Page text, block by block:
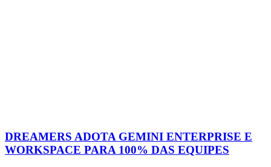
DREAMERS ADOTA GEMINI ENTERPRISE E
WORKSPACE PARA 100% DAS EQUIPES